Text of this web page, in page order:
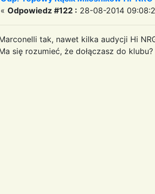
« Odpowiedz #122 : 28-08-2014
tak, nawet kilka audycji Hi
się rozumieć, że dołączasz do klubu?